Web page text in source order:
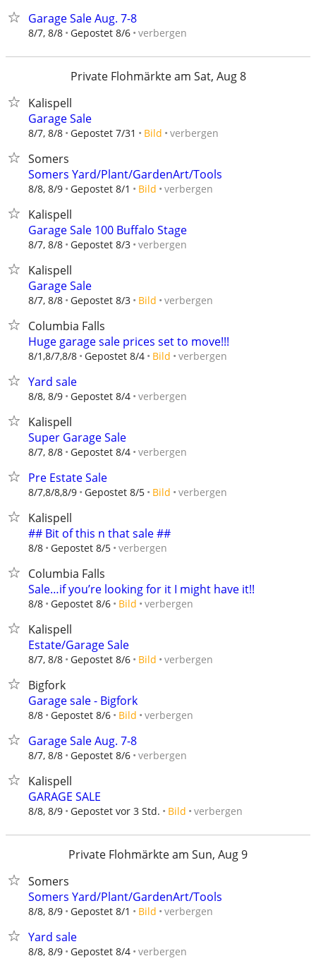
Garage Sale Aug. 7-8
8/7, 8/8 Gepostet 8/6 verbergen
Private Flohmärkte am Sat, Aug 8
Kalispell
Garage Sale
8/7, 8/8 Gepostet 7/31 Bild verbergen
Somers
Somers Yard/Plant/GardenArt/Tools
8/8, 8/9 Gepostet 8/1 Bild verbergen
Kalispell
Garage Sale 100 Buffalo Stage
8/7, 8/8 Gepostet 8/3 verbergen
Kalispell
Garage Sale
8/7, 8/8 Gepostet 8/3 Bild verbergen
Columbia Falls
Huge garage sale prices set to move!!!
8/1,8/7,8/8 Gepostet 8/4 Bild verbergen
Yard sale
8/8, 8/9 Gepostet 8/4 verbergen
Kalispell
Super Garage Sale
8/7, 8/8 Gepostet 8/4 verbergen
Pre Estate Sale
8/7,8/8,8/9 Gepostet 8/5 Bild verbergen
Kalispell
## Bit of this n that sale ##
8/8 Gepostet 8/5 verbergen
Columbia Falls
Sale…if you’re looking for it I might have it!!
8/8 Gepostet 8/6 Bild verbergen
Kalispell
Estate/Garage Sale
8/7, 8/8 Gepostet 8/6 Bild verbergen
Bigfork
Garage sale - Bigfork
8/8 Gepostet 8/6 Bild verbergen
Garage Sale Aug. 7-8
8/7, 8/8 Gepostet 8/6 verbergen
Kalispell
GARAGE SALE
8/8, 8/9 Gepostet vor 3 Std. Bild verbergen
Private Flohmärkte am Sun, Aug 9
Somers
Somers Yard/Plant/GardenArt/Tools
8/8, 8/9 Gepostet 8/1 Bild verbergen
Yard sale
8/8, 8/9 Gepostet 8/4 verbergen